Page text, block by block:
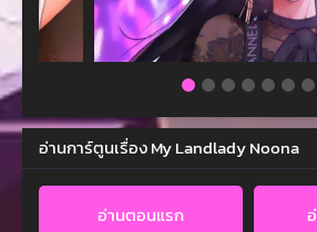
อ่านการ์ตูนเรื่อง My Landlady Noona
อ่านตอนแรก